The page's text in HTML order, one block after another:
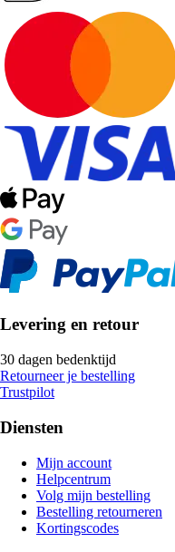
Levering en retour
30 dagen bedenktijd
Retourneer je bestelling
Trustpilot
Diensten
Mijn account
Helpcentrum
Volg mijn bestelling
Bestelling retourneren
Kortingscodes